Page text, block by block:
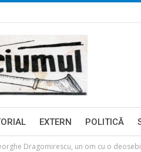
EXTERN POLITICĂ
Dragomirescu, un om cu o